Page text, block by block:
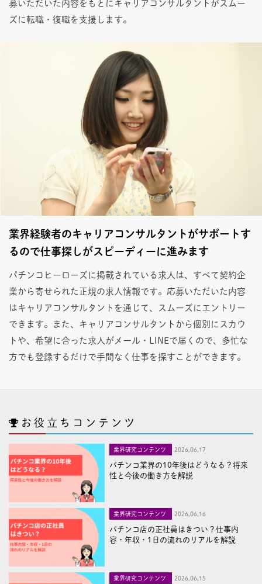
募いただいた内容をもとにキャリアコンサルタントがスムー
ズに転職・復職を支援します。
業界経験者のキャリアコンサルタントがサポートす
るので仕事探しがスピーディーに進みます
パチンコヒーローズに掲載されている求人は、すべて契約企
業から寄せられた正規の求人情報です。応募いただいた内容
はキャリアコンサルタントを通じて、スムーズにエントリー
できます。また、キャリアコンサルタントから個別にスカウ
トや、希望に合った求人がメール・LINEで届くので、多忙な
方でも登録するだけで手間なく仕事を探すことができます。
お役立ちコンテンツ
業界研究コンテンツ 2026,06,17
パチンコ業界の10年後はどうなる？将来
性と今後の働き方を解説
業界研究コンテンツ 2026,06,16
パチンコ店の正社員はきつい？仕事内
容・年収・1日の流れのリアルを解説
業界研究コンテンツ 2026,06,15